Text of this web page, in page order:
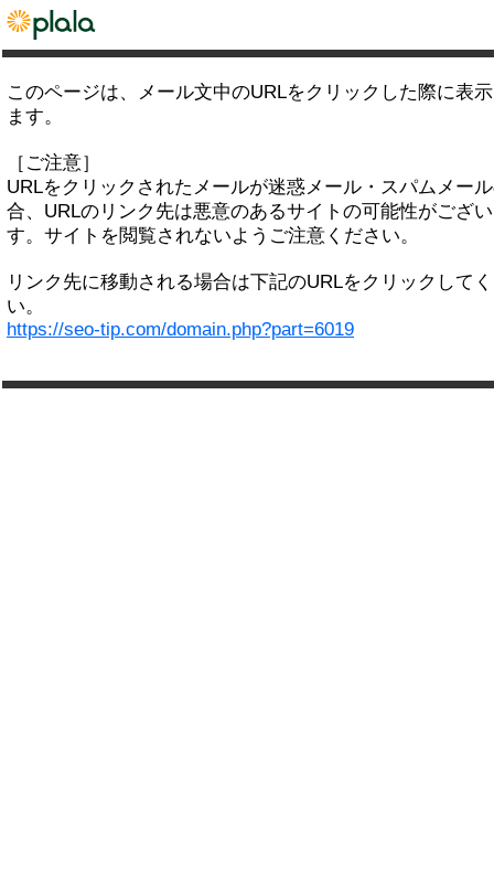
このページは、メール文中のURLをクリックした際に表
ます。
［ご注意］
URLをクリックされたメールが迷惑メール・スパムメー
合、URLのリンク先は悪意のあるサイトの可能性がござ
す。サイトを閲覧されないようご注意ください。
リンク先に移動される場合は下記のURLをクリックして
い。
https://seo-tip.com/domain.php?part=6019